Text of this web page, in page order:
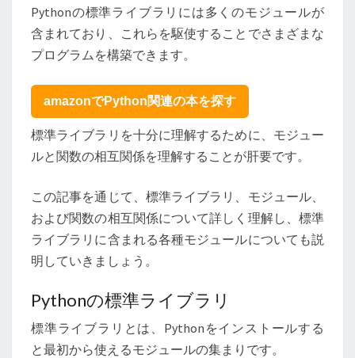
ル
一
覧
と
ジ
ー
ル・
関
と
の
関
FOR
BEGINNERS】
Pythonの標準ライブラリには多くのモジュールが
含まれており、これらを駆使することでさまざまな
プログラムを構築できます。
amazonでPython関連の本を探す
標準ライブラリを十分に理解するために、モジュー
ルと関数の相互関係を理解することが肝要です。
この記事を通じて、標準ライブラリ、モジュール、
および関数の相互関係について詳しく理解し、標準
ライブラリに含まれる各種モジュールについても説
明していきましょう。
Pythonの標準ライブラリ
標準ライブラリとは、Pythonをインストールする
と最初から使えるモジュールの集まりです。